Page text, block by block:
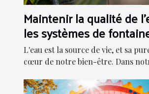
Maintenir la qualité de
les systèmes de
modernes
L'eau est la source de vie, et sa
cœur de notre bien-être. Dans